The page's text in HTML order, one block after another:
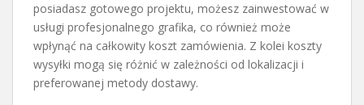
posiadasz gotowego projektu, możesz zainwestować w
usługi profesjonalnego grafika, co również może
wpłynąć na całkowity koszt zamówienia. Z kolei koszty
wysyłki mogą się różnić w zależności od lokalizacji i
preferowanej metody dostawy.